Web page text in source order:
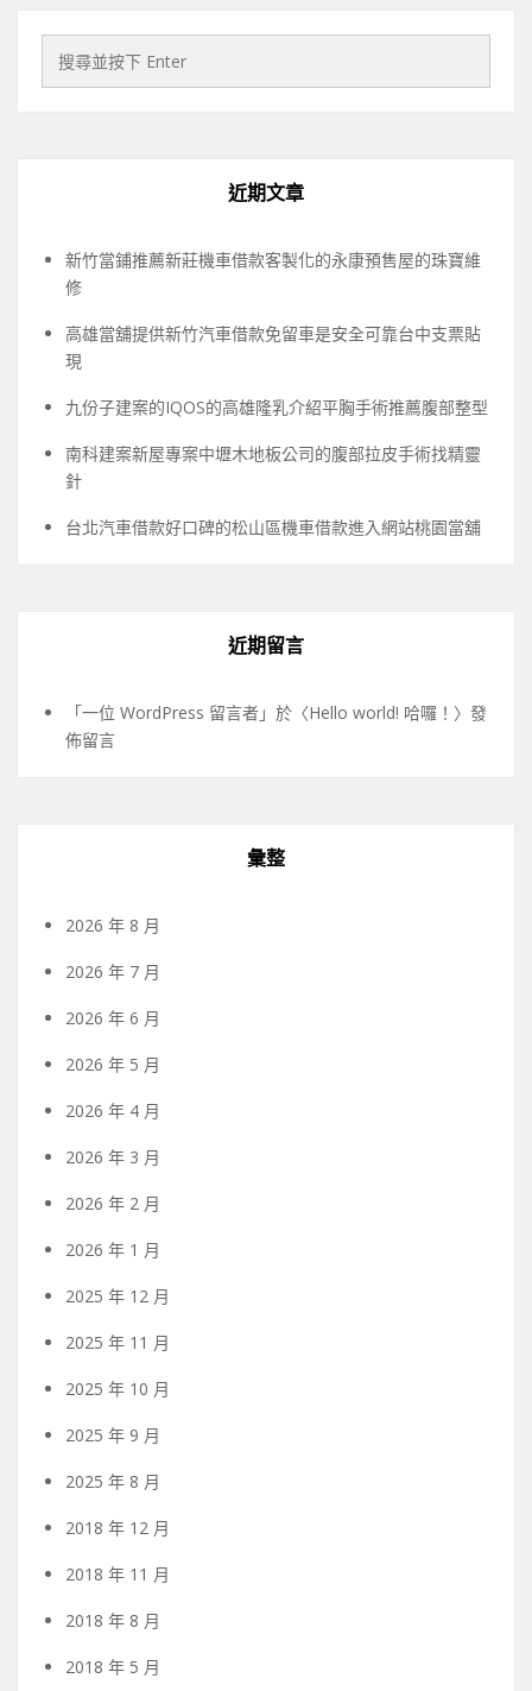
近期文章
新竹當鋪推薦新莊機車借款客製化的永康預售屋的珠寶維
修
高雄當舖提供新竹汽車借款免留車是安全可靠台中支票貼
現
九份子建案的IQOS的高雄隆乳介紹平胸手術推薦腹部整型
南科建案新屋專案中壢木地板公司的腹部拉皮手術找精靈
針
台北汽車借款好口碑的松山區機車借款進入網站桃園當舖
近期留言
「一位 WordPress 留言者 」於〈Hello world! 哈囉！ 〉發
佈留言
彙整
2026 年 8 月
2026 年 7 月
2026 年 6 月
2026 年 5 月
2026 年 4 月
2026 年 3 月
2026 年 2 月
2026 年 1 月
2025 年 12 月
2025 年 11 月
2025 年 10 月
2025 年 9 月
2025 年 8 月
2018 年 12 月
2018 年 11 月
2018 年 8 月
2018 年 5 月